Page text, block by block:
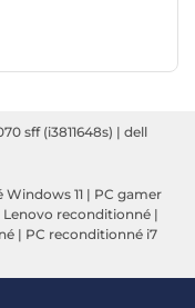
sff (i3811648s) | dell
11 | PC gamer
Lenovo reconditionné |
| PC reconditionné i7